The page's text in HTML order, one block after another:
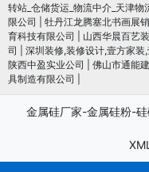
转站_仓储货运_物流中介_天津
限公司
牡丹江龙腾塞北书画展
育科技有限公司
山西华晨百艺
司
深圳装修,装修设计,壹方家
陕西中盈实业公司
佛山市通能
具制造有限公司
金属硅厂家-金属硅粉-